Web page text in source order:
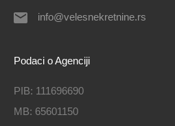
info@velesnekretnine.rs
Podaci o Agenciji
PIB: 111696690
MB: 65601150